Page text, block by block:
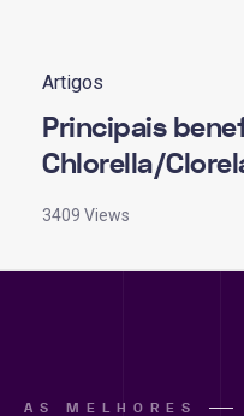
Artigos
Principais
Chlorella/
3409 Views
AS MELHORES